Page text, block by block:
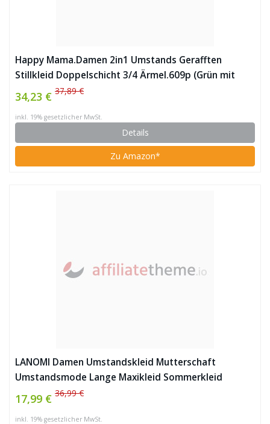
Happy Mama.Damen 2in1 Umstands Gerafften
Stillkleid Doppelschicht 3/4 Ärmel.609p (Grün mit
Blumen)
34,23 € 37,89 €
inkl. 19% gesetzlicher MwSt.
Details
Zu Amazon*
LANOMI Damen Umstandskleid Mutterschaft
Umstandsmode Lange Maxikleid Sommerkleid
Schwangerschafts Kleid Ärmellos Stillkleid (Rose)
17,99 € 36,99 €
inkl. 19% gesetzlicher MwSt.